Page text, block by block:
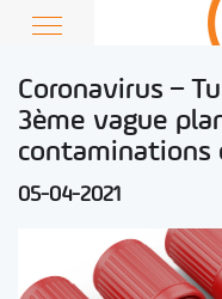
Coronavirus –
3ème vague
contaminations
05-04-2021